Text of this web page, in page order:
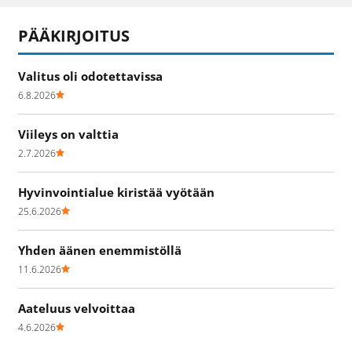
PÄÄKIRJOITUS
Valitus oli odotettavissa
6.8.2026
Viileys on valttia
2.7.2026
Hyvinvointialue kiristää vyötään
25.6.2026
Yhden äänen enemmistöllä
11.6.2026
Aateluus velvoittaa
4.6.2026